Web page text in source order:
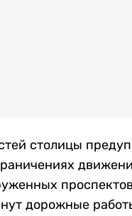
столицы
дорожные